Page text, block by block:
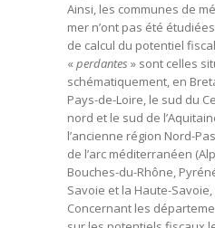
Ainsi, les communes de
mer n’ont pas été
de calcul du potentiel
« perdantes » sont celles
schématiquement, en
Pays-de-Loire, le sud du
nord et le sud de
l’ancienne région Nord-
de l’arc méditerranéen
Bouches-du-Rhône,
Savoie et la Haute-
Concernant les